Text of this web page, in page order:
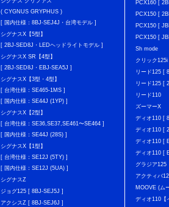
( CYGNUS GRYPHUS )
[ 国内仕様：8BJ-SEJ4J・台湾モデル ]
シグナスX【5型】
[ 2BJ-SED8J・LEDヘッドライトモデル ]
シグナスX SR【4型】
[ 2BJ-SED8J・EBJ-SEA5J ]
シグナスX【3型・4型】
[ 台湾仕様：SE465-1MS ]
[ 国内仕様：SE44J (1YP) ]
シグナスX【2型】
[ 台湾仕様：SE36,SE37,SE461〜SE464 ]
[ 国内仕様：SE44J (28S) ]
シグナスX【1型】
[ 台湾仕様：SE12J (5TY) ]
[ 国内仕様：SE12J (5UA) ]
シグナスZ
ジョグ125 [ 8BJ-SEJ5J ]
アクシスZ [ 8BJ-SEJ6J ]
PCX160 [
PCX150 [
PCX150 [
PCX150 [
Sh mode
クリック
リード125 [
リード125 [
リード110
ズーマーX
ディオ110 [
ディオ110 [
ディオ110 [
ディオ110 [
グラジア125
アクティバ
MOOVE (ム
ディオ110【